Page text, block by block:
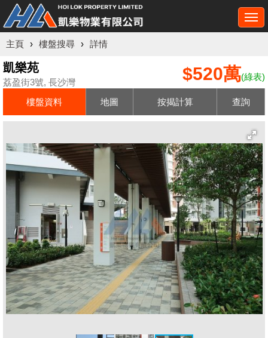
主頁 › 樓盤搜尋 › 詳情
凱樂苑
荔盈街3號, 長沙灣 $520萬(綠表)
樓盤資料 地圖 按揭計算 查詢